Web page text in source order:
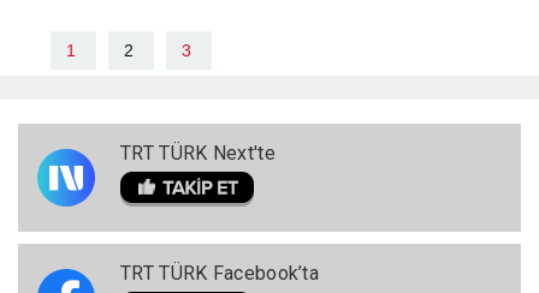
1 2 3
TRT TÜRK Next'te
TRT TÜRK Facebook’ta